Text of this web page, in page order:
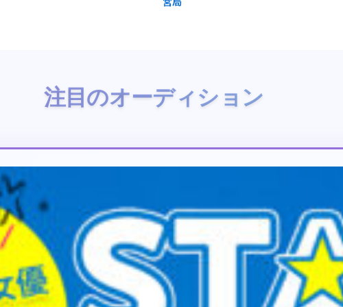
注目のオーディション